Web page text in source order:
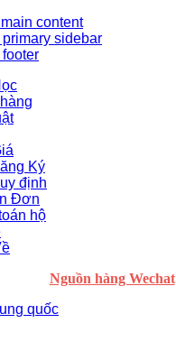
content
primary sidebar
footer
Ký
định
Đơn
hộ
Nguồn hàng Wechat